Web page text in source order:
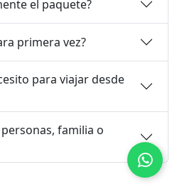
el paquete?
primera vez?
para viajar desde
familia o